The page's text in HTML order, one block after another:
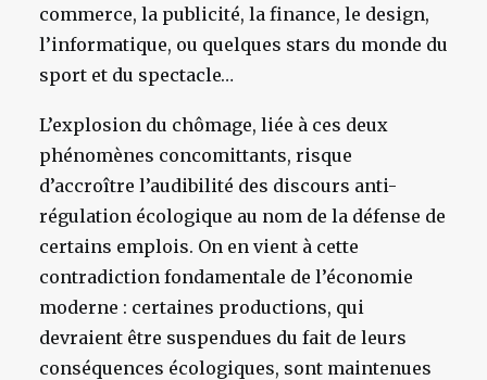
commerce, la publicité, la finance, le design,
l’informatique, ou quelques stars du monde du
sport et du spectacle…
L’explosion du chômage, liée à ces deux
phénomènes concomittants, risque
d’accroître l’audibilité des discours anti-
régulation écologique au nom de la défense de
certains emplois. On en vient à cette
contradiction fondamentale de l’économie
moderne : certaines productions, qui
devraient être suspendues du fait de leurs
conséquences écologiques, sont maintenues